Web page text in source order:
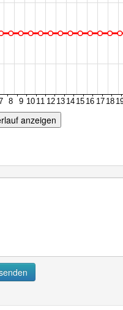
anzeigen